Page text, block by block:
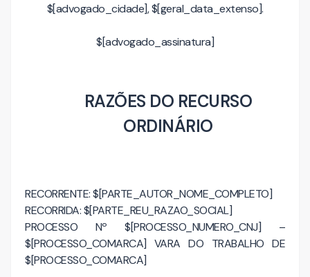
$[advogado_cidade], $[geral_data_extenso].
$[advogado_assinatura]
RAZÕES DO RECURSO
ORDINÁRIO
RECORRENTE: $[PARTE_AUTOR_NOME_COMPLETO]
RECORRIDA: $[PARTE_REU_RAZAO_SOCIAL]
PROCESSO Nº $[PROCESSO_NUMERO_CNJ] –
$[PROCESSO_COMARCA] VARA DO TRABALHO DE
$[PROCESSO_COMARCA]